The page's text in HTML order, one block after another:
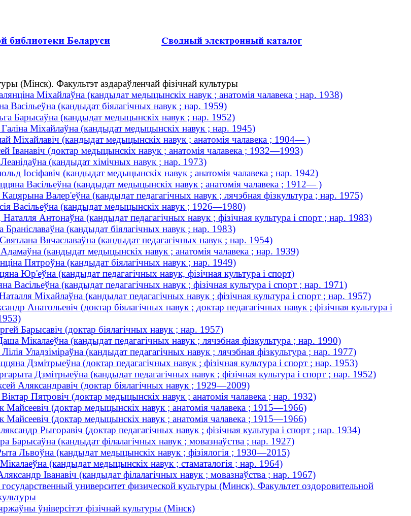
(Мінск). Факультэт аздараўленчай фізічнай культуры
Міхайлаўна (кандыдат медыцынскіх навук ; анатомія чалавека ; нар. 1938)
Васільеўна (кандыдат біялагічных навук ; нар. 1959)
Барысаўна (кандыдат медыцынскіх навук ; нар. 1952)
Галіна Міхайлаўна (кандыдат медыцынскіх навук ; нар. 1945)
Міхайлавіч (кандыдат медыцынскіх навук ; анатомія чалавека ; 1904— )
Іванавіч (доктар медыцынскіх навук ; анатомія чалавека ; 1932—1993)
(кандыдат хімічных навук ; нар. 1973)
Іосіфавіч (кандыдат медыцынскіх навук ; анатомія чалавека ; нар. 1942)
Васільеўна (кандыдат медыцынскіх навук ; анатомія чалавека ; 1912— )
Кацярына Валер'еўна (кандыдат педагагічных навук ; лячэбная фізкультура ; нар. 1975)
Васільеўна (кандыдат медыцынскіх навук ; 1926—1980)
Наталля Антонаўна (кандыдат педагагічных навук ; фізічная культура і спорт ; нар. 1983)
(кандыдат біялагічных навук ; нар. 1983)
Вячаславаўна (кандыдат педагагічных навук ; нар. 1954)
(кандыдат медыцынскіх навук ; анатомія чалавека ; нар. 1939)
Пятроўна (кандыдат біялагічных навук ; нар. 1949)
Юр'еўна (кандыдат педагагічных навук, фізічная культура і спорт)
Васільеўна (кандыдат педагагічных навук ; фізічная культура і спорт ; нар. 1971)
Міхайлаўна (кандыдат педагагічных навук ; фізічная культура і спорт ; нар. 1957)
Анатольевіч (доктар біялагічных навук ; доктар педагагічных навук ; фізічная культура і
Барысавіч (доктар біялагічных навук ; нар. 1957)
Мікалаеўна (кандыдат педагагічных навук ; лячэбная фізкультура ; нар. 1990)
Уладзіміраўна (кандыдат педагагічных навук ; лячэбная фізкультура ; нар. 1977)
Дзмітрыеўна (доктар педагагічных навук ; фізічная культура і спорт ; нар. 1953)
Дзмітрыеўна (кандыдат педагагічных навук ; фізічная культура і спорт ; нар. 1952)
Аляксандравіч (доктар біялагічных навук ; 1929—2009)
Віктар Пятровіч (доктар медыцынскіх навук ; анатомія чалавека ; нар. 1932)
Майсеевіч (доктар медыцынскіх навук ; анатомія чалавека ; 1915—1966)
Майсеевіч (доктар медыцынскіх навук ; анатомія чалавека ; 1915—1966)
Рыгоравіч (доктар педагагічных навук ; фізічная культура і спорт ; нар. 1934)
Барысаўна (кандыдат філалагічных навук ; мовазнаўства ; нар. 1927)
Львоўна (кандыдат медыцынскіх навук ; фізіялогія ; 1930—2015)
(кандыдат медыцынскіх навук ; стаматалогія ; нар. 1964)
Іванавіч (кандыдат філалагічных навук ; мовазнаўства ; нар. 1967)
университет физической культуры (Минск). Факультет оздоровительной
ўніверсітэт фізічнай культуры (Мінск)